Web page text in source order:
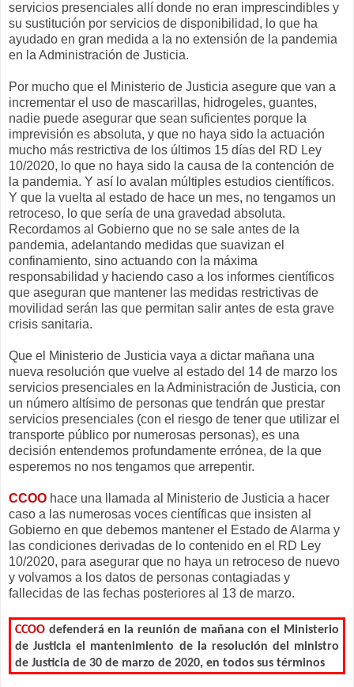
servicios presenciales allí donde no eran imprescindibles y
su sustitución por servicios de disponibilidad, lo que ha
ayudado en gran medida a la no extensión de la pandemia
en la Administración de Justicia.
Por mucho que el Ministerio de Justicia asegure que van a
incrementar el uso de mascarillas, hidrogeles, guantes,
nadie puede asegurar que sean suficientes porque la
imprevisión es absoluta, y que no haya sido la actuación
mucho más restrictiva de los últimos 15 días del RD Ley
10/2020, lo que no haya sido la causa de la contención de
la pandemia. Y así lo avalan múltiples estudios científicos.
Y que la vuelta al estado de hace un mes, no tengamos un
retroceso, lo que sería de una gravedad absoluta.
Recordamos al Gobierno que no se sale antes de la
pandemia, adelantando medidas que suavizan el
confinamiento, sino actuando con la máxima
responsabilidad y haciendo caso a los informes científicos
que aseguran que mantener las medidas restrictivas de
movilidad serán las que permitan salir antes de esta grave
crisis sanitaria.
Que el Ministerio de Justicia vaya a dictar mañana una
nueva resolución que vuelve al estado del 14 de marzo los
servicios presenciales en la Administración de Justicia, con
un número altísimo de personas que tendrán que prestar
servicios presenciales (con el riesgo de tener que utilizar el
transporte público por numerosas personas), es una
decisión entendemos profundamente errónea, de la que
esperemos no nos tengamos que arrepentir.
CCOO hace una llamada al Ministerio de Justicia a hacer
caso a las numerosas voces científicas que insisten al
Gobierno en que debemos mantener el Estado de Alarma y
las condiciones derivadas de lo contenido en el RD Ley
10/2020, para asegurar que no haya un retroceso de nuevo
y volvamos a los datos de personas contagiadas y
fallecidas de las fechas posteriores al 13 de marzo.
CCOO defenderá en la reunión de mañana con el Ministerio
de Justicia el mantenimiento de la resolución del ministro
de Justicia de 30 de marzo de 2020, en todos sus términos